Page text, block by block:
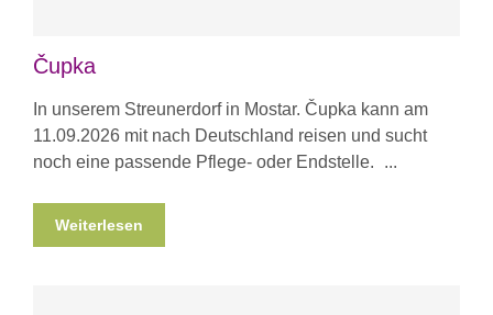
Čupka
In unserem Streunerdorf in Mostar. Čupka kann am
11.09.2026 mit nach Deutschland reisen und sucht
noch eine passende Pflege- oder Endstelle.
Weiterlesen